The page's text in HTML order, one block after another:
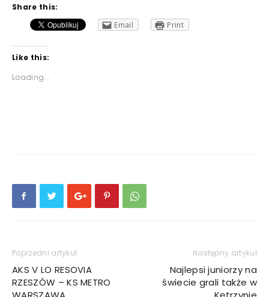
Share this:
Email
Print
Like this:
Loading...
Poprzedni artykuł
AKS V LO RESOVIA
RZESZÓW – KS METRO
Następny artykuł
Najlepsi juniorzy na
świecie grali także w